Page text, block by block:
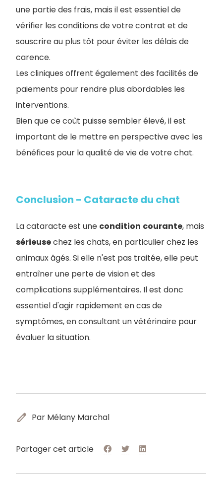
une partie des frais, mais il est essentiel de
vérifier les conditions de votre contrat et de
souscrire au plus tôt pour éviter les délais de
carence.
Les cliniques offrent également des facilités de
paiements pour rendre plus abordables les
interventions.
Bien que ce coût puisse sembler élevé, il est
important de le mettre en perspective avec les
bénéfices pour la qualité de vie de votre chat.
Conclusion - Cataracte du chat
La cataracte est une condition courante, mais
sérieusechez les chats, en particulier chez les
animaux âgés. Si elle n'est pas traitée, elle peut
entraîner une perte de vision et des
complications supplémentaires. Il est donc
essentiel d'agir rapidement en cas de
symptômes, en consultant un vétérinaire pour
évaluer la situation.
edit Par Mélany Marchal
Partager cet article